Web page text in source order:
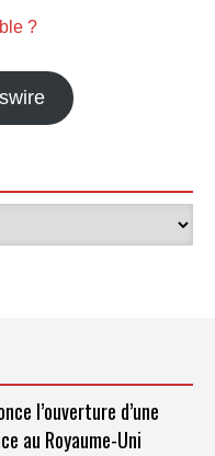
?
l’ouverture d’une
au Royaume-Uni